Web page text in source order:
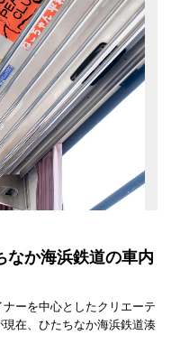
なか海浜鉄道の車内
ーを中心としたクリエーテ
在、ひたちなか海浜鉄道湊